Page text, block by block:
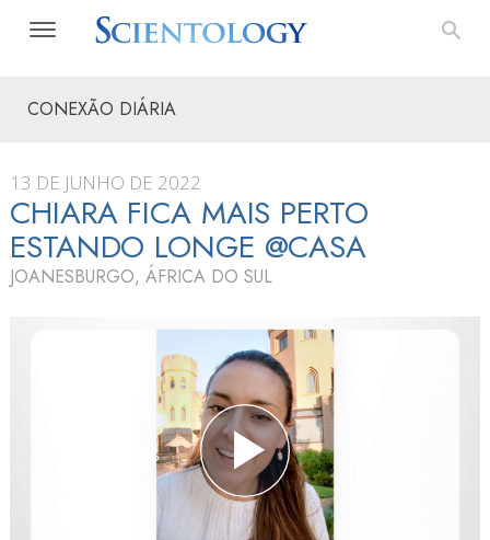
CONEXÃO DIÁRIA
13 DE JUNHO DE 2022
CHIARA FICA MAIS PERTO
ESTANDO LONGE @CASA
JOANESBURGO, ÁFRICA DO SUL